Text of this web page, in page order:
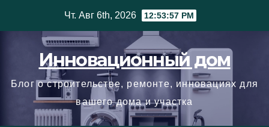
Чт. Авг 6th, 2026 12:53:58 PM
Инновационный дом
Блог о строительстве, ремонте, инновациях для
вашего дома и участка